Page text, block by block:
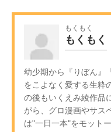
もくもく
もくもく
幼少期から『りぼん』
をこよなく愛する生粋
の後もいくえみ綾作品
がら、グロ漫画やサス
は"一日一本"をモット